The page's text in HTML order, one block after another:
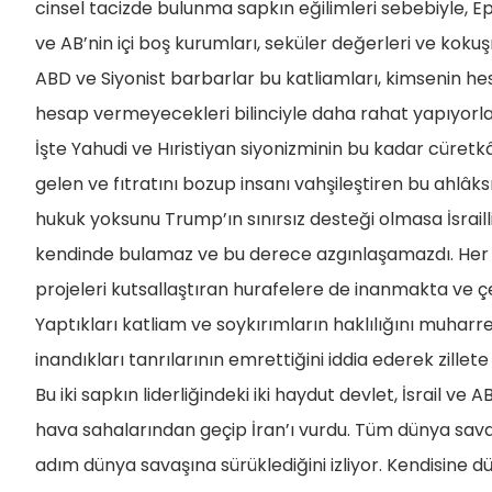
cinsel tacizde bulunma sapkın eğilimleri sebebiyle,
ve AB’nin içi boş kurumları, seküler değerleri ve
ABD ve Siyonist barbarlar bu katliamları, kimsenin
hesap vermeyecekleri bilinciyle daha rahat
İşte Yahudi ve Hıristiyan siyonizminin bu kadar
gelen ve fıtratını bozup insanı vahşileştiren bu
hukuk yoksunu Trump’ın sınırsız desteği olmasa
kendinde bulamaz ve bu derece azgınlaşamazdı.
projeleri kutsallaştıran hurafelere de inanmakta ve
Yaptıkları katliam ve soykırımların haklılığını
inandıkları tanrılarının emrettiğini iddia ederek
Bu iki sapkın liderliğindeki iki haydut devlet, İsrail ve
hava sahalarından geçip İran’ı vurdu. Tüm dünya
adım dünya savaşına sürüklediğini izliyor. Kendisine